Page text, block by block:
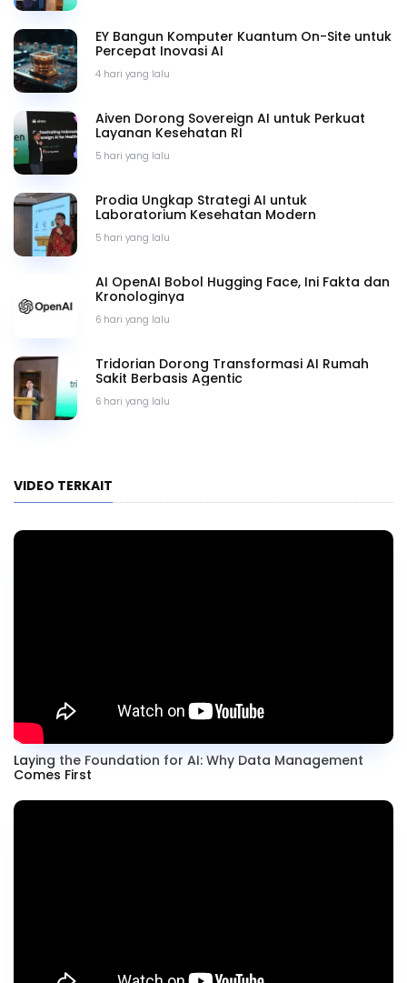
4 hari yang lalu
EY Bangun Komputer Kuantum On-Site untuk
Percepat Inovasi AI
5 hari yang lalu
Aiven Dorong Sovereign AI untuk Perkuat
Layanan Kesehatan RI
5 hari yang lalu
Prodia Ungkap Strategi AI untuk
Laboratorium Kesehatan Modern
6 hari yang lalu
AI OpenAI Bobol Hugging Face, Ini Fakta dan
Kronologinya
6 hari yang lalu
Tridorian Dorong Transformasi AI Rumah
Sakit Berbasis Agentic
VIDEO TERKAIT
Laying the Foundation for AI: Why Data Management
Comes First